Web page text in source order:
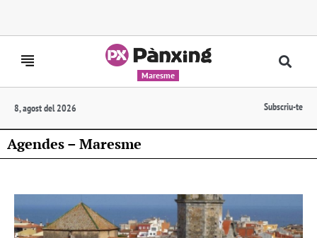
Maresme
8, agost del 2026 Subscriu-te
Agendes – Maresme